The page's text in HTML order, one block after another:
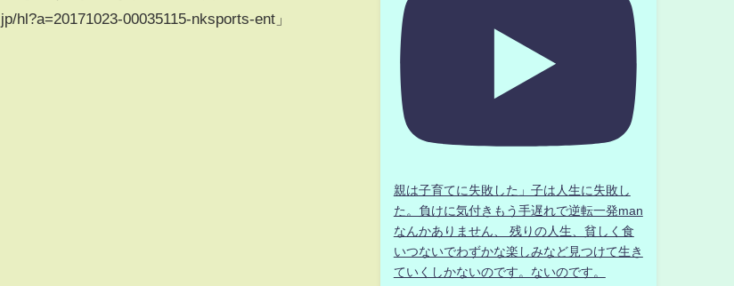
00035115-nksports-ent」
親は子育てに失敗した」子は人生に失敗し
た。負けに気付きもう手遅れで逆転一発man
なんかありません、 残りの人生、貧しく食
いつないでわずかな楽しみなど見つけて生き
ていくしかないのです。ないのです。